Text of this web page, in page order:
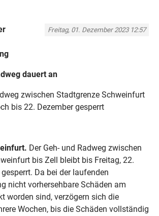
Freitag, 01. Dezember 2023 12:57
dauert an
zwischen Stadtgrenze Schweinfurt
bis 22. Dezember gesperrt
Der Geh- und Radweg zwischen
bis Zell bleibt bis Freitag, 22.
Da bei der laufenden
nicht vorhersehbare Schäden am
worden sind, verzögern sich die
Wochen, bis die Schäden vollständig